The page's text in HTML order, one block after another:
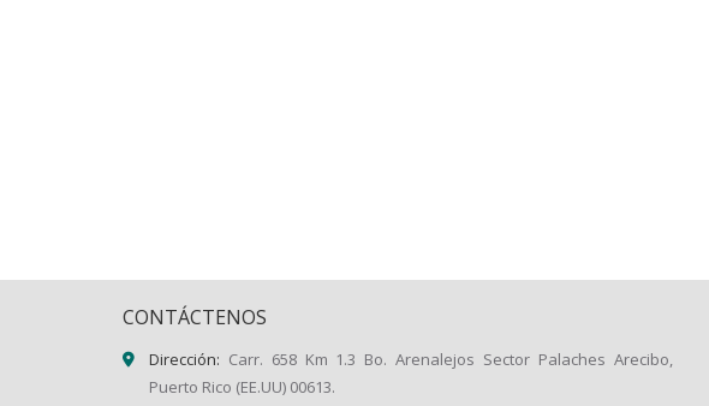
CONTÁCTENOS
Dirección: Carr. 658 Km 1.3 Bo. Arenalejos Sector Palaches Arecibo,
Puerto Rico (EE.UU) 00613.